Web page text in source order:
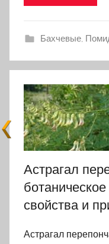
Бахчевые,
Астрагал
свойства и
Астрагал